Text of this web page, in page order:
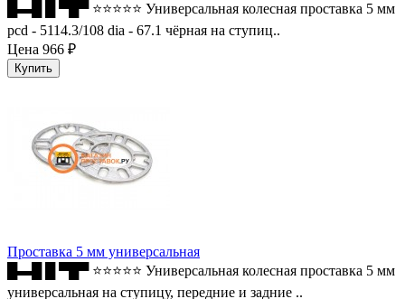
█▬█ █ ▀█▀ ⭐⭐⭐⭐⭐ Универсальная колесная проставка 5 мм
pcd - 5114.3/108 dia - 67.1 чёрная на ступиц..
Цена 966 ₽
Проставка 5 мм универсальная
█▬█ █ ▀█▀ ⭐⭐⭐⭐⭐ Универсальная колесная проставка 5 мм
универсальная на ступицу, передние и задние ..